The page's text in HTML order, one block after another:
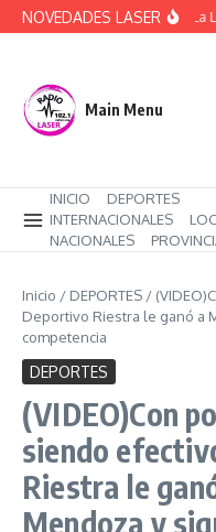
Saltar al contenido
NOVEDADES LASER(Video) La
Main Menu
INICIO
DEPORTES
INTERNACIONALES
NACIONALES
Inicio / DEPORTES /
Deportivo Riestra le ganó a
competencia
DEPORTES
(VIDEO)Con
siendo
Riestra le
Mendoza y